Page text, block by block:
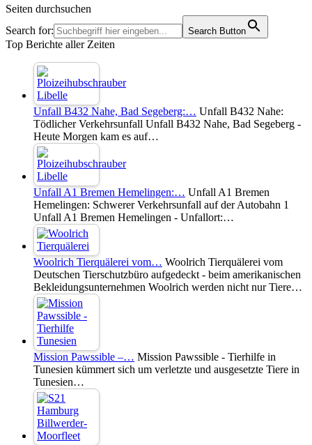
Seiten durchsuchen
Search for:
Search Button
Top Berichte aller Zeiten
Unfall B432 Nahe, Bad Segeberg:… Unfall B432 Nahe:
Tödlicher Verkehrsunfall Unfall B432 Nahe, Bad Segeberg -
Heute Morgen kam es auf…
Unfall A1 Bremen Hemelingen:… Unfall A1 Bremen
Hemelingen: Schwerer Verkehrsunfall auf der Autobahn 1
Unfall A1 Bremen Hemelingen - Unfallort:…
Woolrich Tierquälerei vom… Woolrich Tierquälerei vom
Deutschen Tierschutzbüro aufgedeckt - beim amerikanischen
Bekleidungsunternehmen Woolrich werden nicht nur Tiere…
Mission Pawssible –… Mission Pawssible - Tierhilfe in
Tunesien kümmert sich um verletzte und ausgesetzte Tiere in
Tunesien…